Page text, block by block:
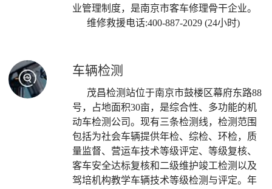
业管理制度，是南京市客车修理骨干企业。
维修救援电话:400-887-2029 (24小时)
车辆检测
茂昌检测站位于南京市鼓楼区幕府东路88
号，占地面积30亩，是综合性、多功能的机
动车检测公司。现有三条检测线，检测范围
包括为社会车辆提供年检、综检、环检，质
量监督、营运车技术等级评定、等级复核、
客车安全达标复核和二级维护竣工检测以及
驾培机构教学车辆技术等级检测与评定。年